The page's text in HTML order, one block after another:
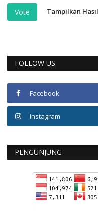
Vote Tampilkan Hasil
FOLLOW US
Facebook
Instagram
PENGUNJUNG